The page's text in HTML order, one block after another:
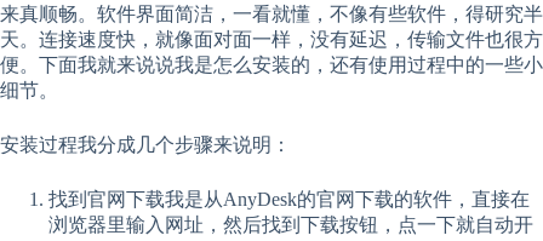
来真顺畅。软件界面简洁，一看就懂，不像有些软件，得研究半
天。连接速度快，就像面对面一样，没有延迟，传输文件也很方
便。下面我就来说说我是怎么安装的，还有使用过程中的一些小
细节。
安装过程我分成几个步骤来说明：
找到官网下载我是从AnyDesk的官网下载的软件，直接在
浏览器里输入网址，然后找到下载按钮，点一下就自动开